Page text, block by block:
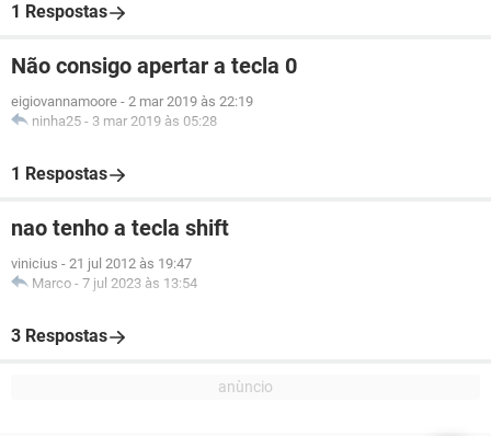
1 Respostas
Não consigo apertar a tecla 0
eigiovannamoore - 2 mar 2019 às 22:19
ninha25 - 3 mar 2019 às 05:28
1 Respostas
nao tenho a tecla shift
vinicius - 21 jul 2012 às 19:47
Marco - 7 jul 2023 às 13:54
3 Respostas